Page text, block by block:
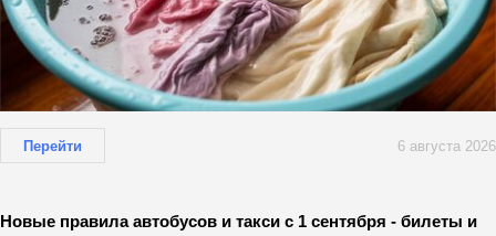
Перейти 6 августа 2026
Новые правила автобусов и такси с 1 сентября - билеты и